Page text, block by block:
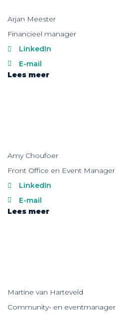
Arjan Meester
Financieel manager
LinkedIn
E-mail
Lees meer
Amy Choufoer
Front Office en Event Manager
LinkedIn
E-mail
Lees meer
Martine van Harteveld
Community- en eventmanager